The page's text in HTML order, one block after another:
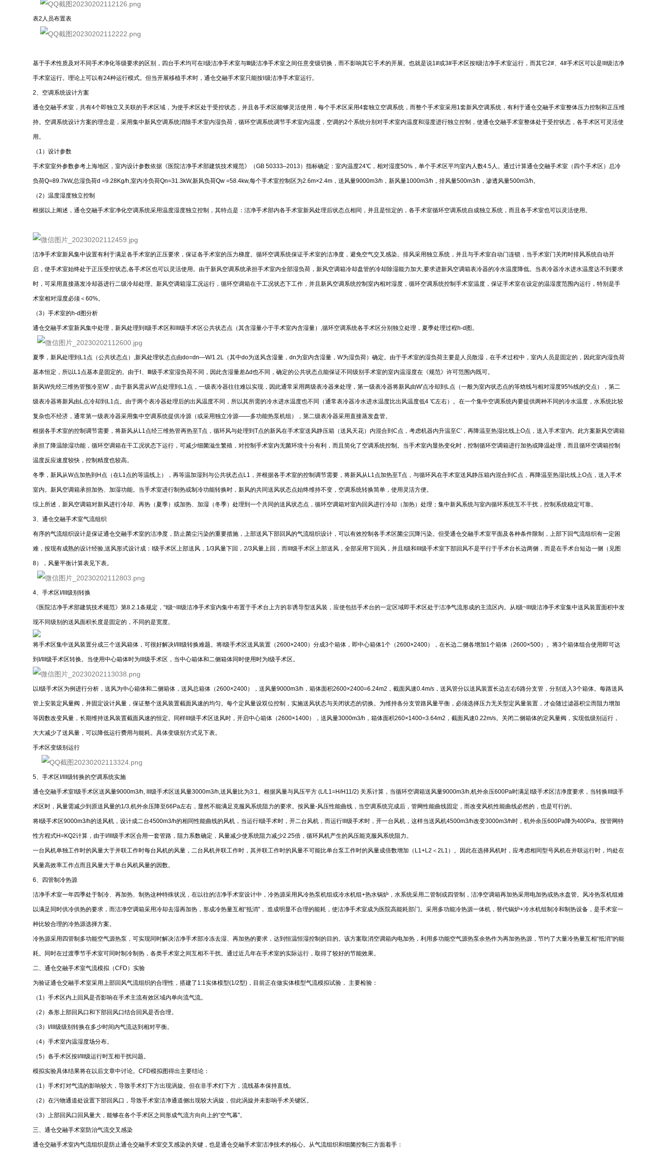
表2人员布置表
基于手术性质及对不同手术净化等级要求的区别，四台手术均可在Ⅰ级洁净手术室与Ⅲ级洁净手术室之间任意变级切换，而不影响其它手术的开展。也就是说1#或3#手术区按I级洁净手术室运行，而其它2#、4#手术区可以是III级洁净
手术室运行。理论上可以有24种运行模式。但当开展移植手术时，通仓交融手术室只能按Ⅰ级洁净手术室运行。
2、空调系统设计方案
通仓交融手术室，共有4个即独立又关联的手术区域，为使手术区处于受控状态，并且各手术区能够灵活使用，每个手术区采用4套独立空调系统，而整个手术室采用1套新风空调系统，有利于通仓交融手术室整体压力控制和正压维
持。空调系统设计方案的理念是，采用集中新风空调系统消除手术室内湿负荷，循环空调系统调节手术室内温度，空调的2个系统分别对手术室内温度和湿度进行独立控制，使通仓交融手术室整体处于受控状态，各手术区可灵活使
用。
（1）设计参数
手术室室外参数参考上海地区，室内设计参数依据《医院洁净手术部建筑技术规范》（GB 50333–2013）指标确定：室内温度24℃，相对湿度50%，单个手术区平均室内人数4.5人。通过计算通仓交融手术室（四个手术区）总冷
负荷Q=89.7kW,总湿负荷d =9.28Kg/h,室内冷负荷Qn=31.3kW,新风负荷Qw =58.4kw,每个手术室控制区为2.6m×2.4m，送风量9000m3/h，新风量1000m3/h，排风量500m3/h，渗透风量500m3/h。
（2）温度湿度独立控制
根据以上阐述，通仓交融手术室净化空调系统采用温度湿度独立控制，其特点是：洁净手术部内各手术室新风处理后状态点相同，并且是恒定的，各手术室循环空调系统自成独立系统，而且各手术室也可以灵活使用。
洁净手术室新风集中设置有利于满足各手术室的正压要求，保证各手术室的压力梯度。循环空调系统保证手术室的洁净度，避免空气交叉感染。排风采用独立系统，并且与手术室自动门连锁，当手术室门关闭时排风系统自动开
启，使手术室始终处于正压受控状态,各手术区也可以灵活使用。由于新风空调系统承担手术室内全部湿负荷，新风空调箱冷却盘管的冷却除湿能力加大,要求进新风空调箱表冷器的冷水温度降低。当表冷器冷水进水温度达不到要求
时，可采用直接蒸发冷却器进行二级冷却处理。新风空调箱湿工况运行，循环空调箱在干工况状态下工作，并且新风空调系统控制室内相对湿度，循环空调系统控制手术室温度，保证手术室在设定的温湿度范围内运行，特别是手
术室相对湿度必须＜60%。
（3）手术室的h-d图分析
通仓交融手术室新风集中处理，新风处理到I级手术区和III级手术区公共状态点（其含湿量小于手术室内含湿量）,循环空调系统各手术区分别独立处理，夏季处理过程h-d图。
夏季，新风处理到L1点（公共状态点）,新风处理状态点由do=dn—W/1.2L（其中do为送风含湿量，dn为室内含湿量，W为湿负荷）确定。由于手术室的湿负荷主要是人员散湿，在手术过程中，室内人员是固定的，因此室内湿负荷
基本恒定，所以L1点基本是固定的。由于Ⅰ、Ⅲ级手术室湿负荷不同，因此含湿量差Δd也不同，确定的公共状态点能保证不同级别手术室的室内温湿度在《规范》许可范围内既可。
新风W先经三维热管预冷至W′，由于新风需从W′点处理到L1点，一级表冷器往往难以实现，因此通常采用两级表冷器来处理，第一级表冷器将新风由W′点冷却到L点（一般为室内状态点的等焓线与相对湿度95%线的交点），第二
级表冷器将新风由L点冷却到L1点。由于两个表冷器处理后的出风温度不同，所以其所需的冷水进水温度也不同（通常表冷器冷水进水温度比出风温度低4 ℃左右）。在一个集中空调系统内要提供两种不同的冷水温度，水系统比较
复杂也不经济，通常第一级表冷器采用集中空调系统提供冷源（或采用独立冷源——多功能热泵机组），第二级表冷器采用直接蒸发盘管。
根据各手术室的控制调节需要，将新风从L1点经三维热管再热至T点，循环风与处理到T点的新风在手术室送风静压箱（送风天花）内混合到C点，考虑机器内升温至C′，再降温至热湿比线上O点，送入手术室内。此方案新风空调箱
承担了降温除湿功能，循环空调箱在干工况状态下运行，可减少细菌滋生繁殖，对控制手术室内无菌环境十分有利，而且简化了空调系统控制。当手术室内显热变化时，控制循环空调箱进行加热或降温处理，而且循环空调箱控制
温度反应速度较快，控制精度也较高。
冬季，新风从W点加热到H点（在L1点的等温线上），再等温加湿到与公共状态点L1，并根据各手术室的控制调节需要，将新风从L1点加热至T点，与循环风在手术室送风静压箱内混合到C点，再降温至热湿比线上O点，送入手术
室内。新风空调箱承担加热、加湿功能。当手术室进行制热或制冷功能转换时，新风的共同送风状态点始终维持不变，空调系统转换简单，使用灵活方便。
综上所述，新风空调箱对新风进行冷却、再热（夏季）或加热、加湿（冬季）处理到一个共同的送风状态点，循环空调箱对室内回风进行冷却（加热）处理；集中新风系统与室内循环系统互不干扰，控制系统稳定可靠。
3、通仓交融手术室气流组织
有序的气流组织设计是保证通仓交融手术室的洁净度，防止菌尘污染的重要措施，上部送风下部回风的气流组织设计，可以有效控制各手术区菌尘沉降污染。但受通仓交融手术室平面及各种条件限制，上部下回气流组织有一定困
难，按现有成熟的设计经验,送风形式设计成：I级手术区上部送风，1/3风量下回，2/3风量上回，而III级手术区上部送风，全部采用下回风，并且I级和III级手术室下部回风不是平行于手术台长边两侧，而是在手术台短边一侧（见图
8），风量平衡计算表见下表。
4、手术区I/III级别转换
《医院洁净手术部建筑技术规范》第8.2.1条规定，“I级~III级洁净手术室内集中布置于手术台上方的非诱导型送风装，应使包括手术台的一定区域即手术区处于洁净气流形成的主流区内。从I级~III级洁净手术室集中送风装置面积中发
现不同级别的送风面积长度是固定的，不同的是宽度。
将手术区集中送风装置分成三个送风箱体，可很好解决I/III级转换难题。将I级手术区送风装置（2600×2400）分成3个箱体，即中心箱体1个（2600×2400），在长边二侧各增加1个箱体（2600×500）。将3个箱体组合使用即可达
到I/III级手术区转换。当使用中心箱体时为III级手术区，当中心箱体和二侧箱体同时使用时为I级手术区。
以I级手术区为例进行分析，送风为中心箱体和二侧箱体，送风总箱体（2600×2400），送风量9000m3/h，箱体面积2600×2400=6.24m2，截面风速0.4m/s，送风管分以送风装置长边左右6路分支管，分别送入3个箱体。每路送风
管上安装定风量阀，并固定设计风量，保证整个送风装置截面风速的均匀。每个定风量设双位控制，实施送风状态与关闭状态的切换。为维持各分支管路风量平衡，必须选择压力无关型定风量装置，才会随过滤器积尘而阻力增加
等因数改变风量，长期维持送风装置截面风速的恒定。同样III级手术区送风时，开启中心箱体（2600×1400），送风量3000m3/h，箱体面积260×1400=3.64m2，截面风速0.22m/s。关闭二侧箱体的定风量阀，实现低级别运行，
大大减少了送风量，可以降低运行费用与能耗。具体变级别方式见下表。
手术区变级别运行
5、手术区I/III级转换的空调系统实施
通仓交融手术室I级手术区送风量9000m3/h, III级手术区送风量3000m3/h,送风量比为3:1。根据风量与风压平方 (L/L1=H/H11/2) 关系计算，当循环空调箱送风量9000m3/h,机外余压600Pa时满足I级手术区洁净度要求，当转换III级手
术区时，风量需减少到原送风量的1/3,机外余压降至66Pa左右，显然不能满足克服风系统阻力的要求。按风量-风压性能曲线，当空调系统完成后，管网性能曲线固定，而改变风机性能曲线必然的，也是可行的。
将I级手术区9000m3/h的送风机，设计成二台4500m3/h的相同性能曲线的风机，当运行I级手术时，开二台风机，而运行III级手术时，开一台风机，这样当送风机4500m3/h改变3000m3/h时，机外余压600Pa降为400Pa。按管网特
性方程式H=KQ2计算，由于I/III级手术区合用一套管路，阻力系数确定，风量减少使系统阻力减少2.25倍，循环风机产生的风压能克服风系统阻力。
一台风机单独工作时的风量大于并联工作时每台风机的风量，二台风机并联工作时，其并联工作时的风量不可能比单台泵工作时的风量成倍数增加（L1+L2＜2L1）。因此在选择风机时，应考虑相同型号风机在并联运行时，均处在
风量高效率工作点而且风量大于单台风机风量的因数。
6、四管制冷热源
洁净手术室一年四季处于制冷、再加热、制热这种特殊状况，在以往的洁净手术室设计中，冷热源采用风冷热泵机组或冷水机组+热水锅炉，水系统采用二管制或四管制，洁净空调箱再加热采用电加热或热水盘管。风冷热泵机组难
以满足同时供冷供热的要求，而洁净空调箱采用冷却去湿再加热，形成冷热量互相“抵消"， 造成明显不合理的能耗，使洁净手术室成为医院高能耗部门。采用多功能冷热源一体机，替代锅炉+冷水机组制冷和制热设备，是手术室一
种比较合理的冷热源选择方案。
冷热源采用四管制多功能空气源热泵，可实现同时解决洁净手术部冷冻去湿、再加热的要求，达到恒温恒湿控制的目的。该方案取消空调箱内电加热，利用多功能空气源热泵余热作为再加热热源，节约了大量冷热量互相“抵消"的能
耗。同时在过渡季节手术室可同时制冷制热，各类手术室之间互相不干扰。通过近几年在手术室的实际运行，取得了较好的节能效果。
二、通仓交融手术室气流模拟（CFD）实验
为验证通仓交融手术室采用上部回风气流组织的合理性，搭建了1:1实体模型(1/2型)，目前正在做实体模型气流模拟试验， 主要检验：
（1）手术区内上回风是否影响在手术主流有效区域内单向流气流。
（2）条形上部回风口和下部回风口结合回风是否合理。
（3）I/III级级别转换在多少时间内气流达到相对平衡。
（4）手术室内温湿度场分布。
（5）各手术区按I/III级运行时互相干扰问题。
模拟实验具体结果将在以后文章中讨论。CFD模拟图得出主要结论：
（1）手术灯对气流的影响较大，导致手术灯下方出现涡旋。但在非手术灯下方，流线基本保持直线。
（2）在污物通道处设置下部回风口，导致手术室洁净通道侧出现较大涡旋，但此涡旋并未影响手术关键区。
（3）上部回风口回风量大，能够在各个手术区之间形成气流方向向上的“空气幕"。
三、通仓交融手术室防治气流交叉感染
通仓交融手术室内气流组织是防止通仓交融手术室交叉感染的关键，也是通仓交融手术室洁净技术的核心。从气流组织和细菌控制三方面着手：